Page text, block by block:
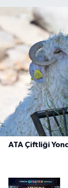
ATA Çiftliği